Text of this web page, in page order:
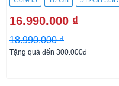
16.990.000 ₫
18.990.000 ₫
Tặng quà đến 300.000đ